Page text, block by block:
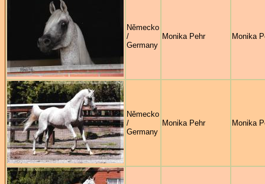
Německo
/
Germany
Monika Pehr Monika
Německo
/
Germany
Monika Pehr Monika